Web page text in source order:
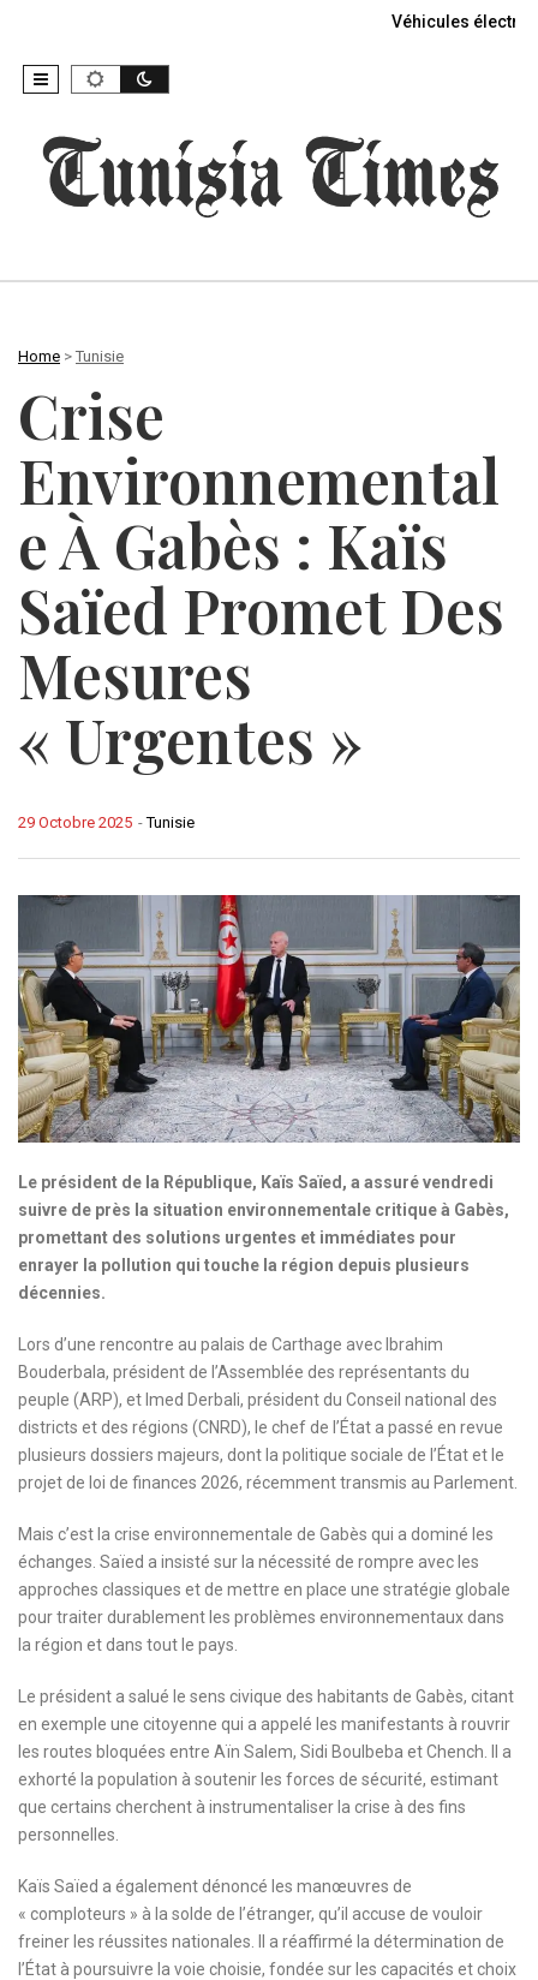
Véhicules
Home > Tunisie
Crise
Environnemental
E À Gabès : Kaïs
Saïed Promet Des
Mesures
« Urgentes »
-Tunisie
29 Octobre 2025
Le président de la République, Kaïs Saïed, a assuré vendredi
suivre de près la situation environnementale critique à Gabès,
promettant des solutions urgentes et immédiates pour
enrayer la pollution qui touche la région depuis plusieurs
décennies.
Lors d’une rencontre au palais de Carthage avec Ibrahim
Bouderbala, président de l’Assemblée des représentants du
peuple (ARP), et Imed Derbali, président du Conseil national des
districts et des régions (CNRD), le chef de l’État a passé en revue
plusieurs dossiers majeurs, dont la politique sociale de l’État et le
projet de loi de finances 2026, récemment transmis au Parlement.
Mais c’est la crise environnementale de Gabès qui a dominé les
échanges. Saïed a insisté sur la nécessité de rompre avec les
approches classiques et de mettre en place une stratégie globale
pour traiter durablement les problèmes environnementaux dans
la région et dans tout le pays.
Le président a salué le sens civique des habitants de Gabès, citant
en exemple une citoyenne qui a appelé les manifestants à rouvrir
les routes bloquées entre Aïn Salem, Sidi Boulbeba et Chench. Il a
exhorté la population à soutenir les forces de sécurité, estimant
que certains cherchent à instrumentaliser la crise à des fins
personnelles.
Kaïs Saïed a également dénoncé les manœuvres de
« comploteurs » à la solde de l’étranger, qu’il accuse de vouloir
freiner les réussites nationales. Il a réaffirmé la détermination de
l’État à poursuivre la voie choisie, fondée sur les capacités et choix